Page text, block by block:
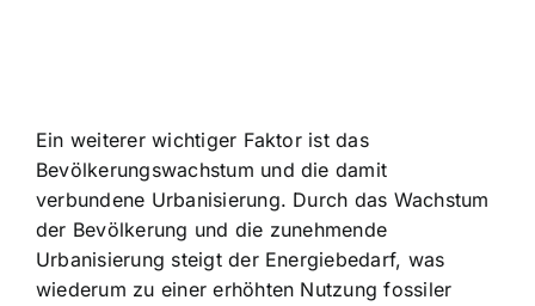
Ein weiterer wichtiger Faktor ist das
Bevölkerungswachstum und die damit
verbundene Urbanisierung. Durch das Wachstum
der Bevölkerung und die zunehmende
Urbanisierung steigt der Energiebedarf, was
wiederum zu einer erhöhten Nutzung fossiler